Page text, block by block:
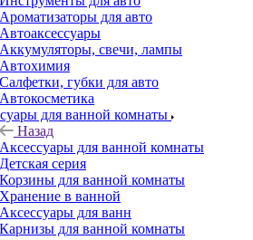
Ароматизаторы для авто
Автоаксессуары
Аккумуляторы, свечи, лампы
Автохимия
Салфетки, губки для авто
Автокосметика
для ванной комнаты
Назад
Аксессуары для ванной комнаты
Детская серия
Корзины для ванной комнаты
Хранение в ванной
Аксессуары для ванн
Карнизы для ванной комнаты